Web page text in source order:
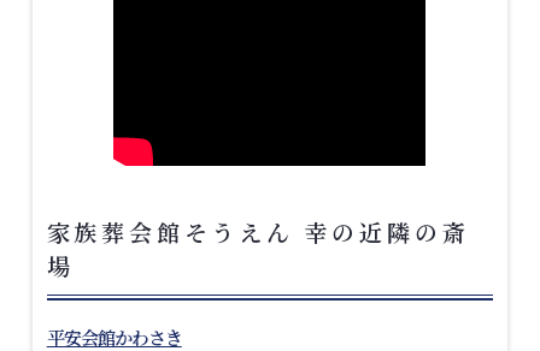
家族葬会館そうえん 幸の近隣の斎
場
平安会館かわさき